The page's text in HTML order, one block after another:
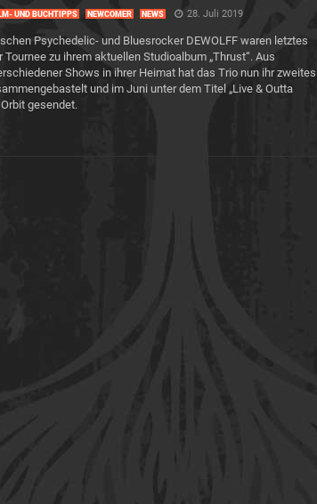
UND BUCHTIPPS NEWCOMER NEWS 28. Juli 2019
Psychedelic- und Bluesrocker DEWOLFF waren letztes
zu ihrem aktuellen Studioalbum „Thrust“. Aus
Shows in ihrer Heimat hat das Trio nun ihr zweites
und im Juni unter dem Titel „Live & Outta
gesendet.